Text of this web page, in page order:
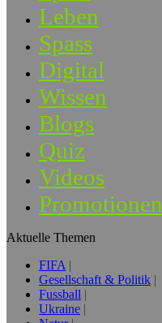
Leben
Spass
Digital
Wissen
Blogs
Quiz
Videos
Promotionen
Aktuelle Themen
FIFA
Gesellschaft & Politik
Fussball
Ukraine